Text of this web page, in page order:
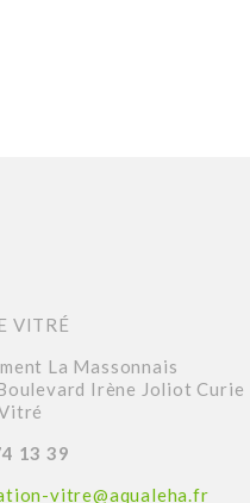
VITRÉ
La Massonnais
Irène Joliot Curie
13 39
vitre@aqualeha.fr